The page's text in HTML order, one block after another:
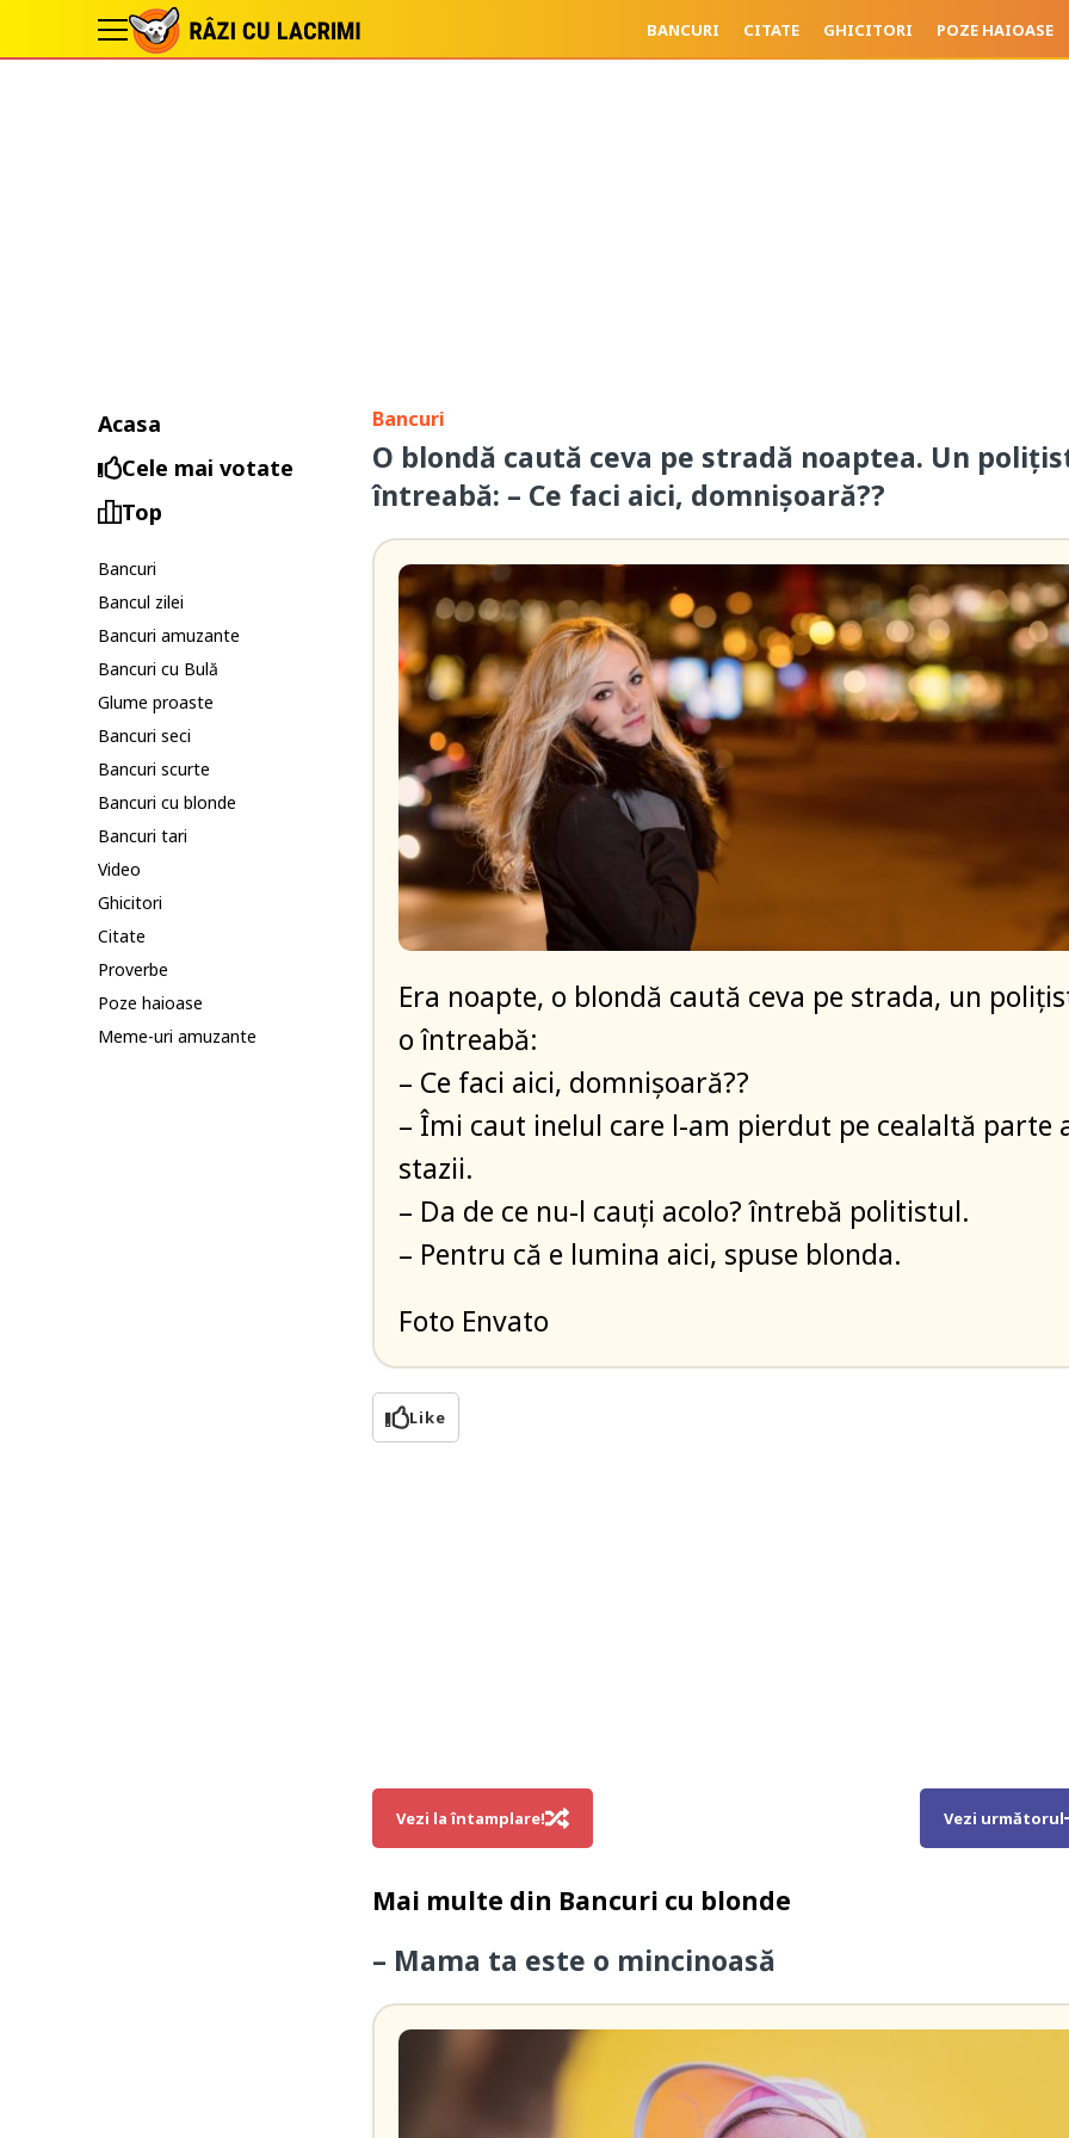
BANCURI CITATE GHICITORI POZE HAIOASE
Acasa
Cele mai votate
Top
Bancuri
Bancul zilei
Bancuri amuzante
Bancuri cu Bulă
Glume proaste
Bancuri seci
Bancuri scurte
Bancuri cu blonde
Bancuri tari
Video
Ghicitori
Citate
Proverbe
Poze haioase
Meme-uri amuzante
Bancuri
O blondă caută ceva pe stradă noaptea. Un
întreabă: – Ce faci aici, domnișoară??
Era noapte, o blondă caută ceva pe strada, un
o întreabă:
– Ce faci aici, domnișoară??
– Îmi caut inelul care l-am pierdut pe cealaltă parte
stazii.
– Da de ce nu-l cauți acolo? întrebă politistul.
– Pentru că e lumina aici, spuse blonda.
Foto Envato
Like
Vezi la întamplare! Vezi următorul
Mai multe din Bancuri cu blonde
– Mama ta este o mincinoasă